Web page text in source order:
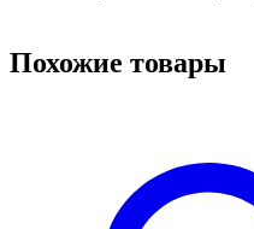
Похожие товары